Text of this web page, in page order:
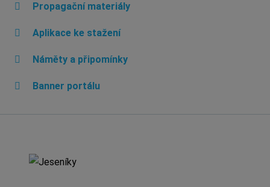
Propagační materiály
Aplikace ke stažení
Náměty a připomínky
Banner portálu